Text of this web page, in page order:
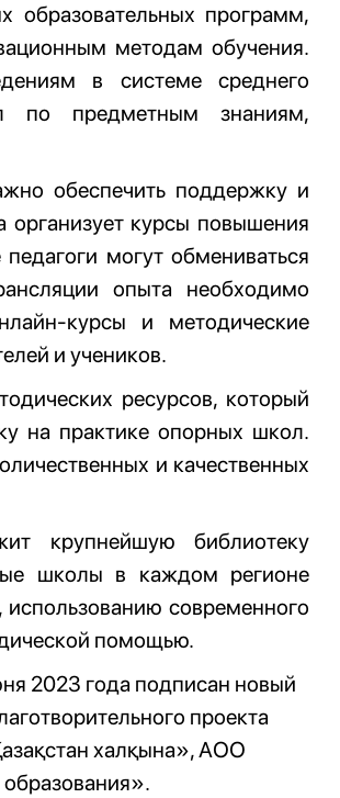
образовательных программ,
методам обучения.
в системе среднего
по предметным знаниям,
обеспечить поддержку и
организует курсы повышения
могут обмениваться
опыта необходимо
курсы и методические
и учеников.
ресурсов, который
на практике опорных школ.
и качественных
крупнейшую библиотеку
школы в каждом регионе
современного
помощью.
2023 года подписан новый
проекта
халқына», АОО